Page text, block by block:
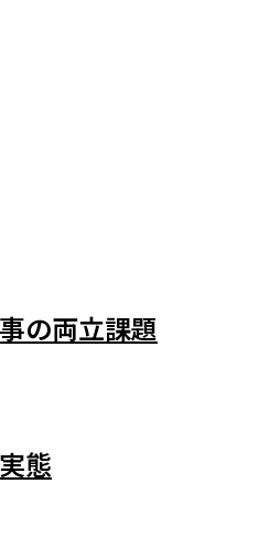
の両立課題
態